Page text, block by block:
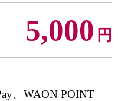
5,000 円
、WAON POINT